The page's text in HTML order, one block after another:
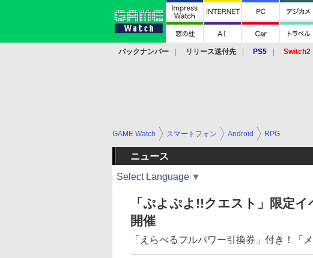
バックナンバー リリース送付先 PS5 Switch2
GAME Watch スマートフォン Android RPG
ニュース
Select Language ▼
「ぷよぷよ!!クエスト」限定
開催
「えらべるフルパワー引換券」付き！「